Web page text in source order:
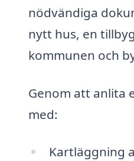
nödvändiga
nytt hus, en
kommunen och
Genom att anlita
med:
Kartläggning